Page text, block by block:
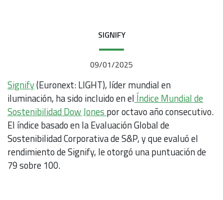
SIGNIFY
09/01/2025
Signify(Euronext: LIGHT), líder mundial en
iluminación, ha sido incluido en elÍndice Mundial de
Sostenibilidad Dow Jones por octavo año consecutivo.
El índice basado en la Evaluación Global de
Sostenibilidad Corporativa de S&P, y que evaluó el
rendimiento de Signify, le otorgó una puntuación de
79 sobre 100.